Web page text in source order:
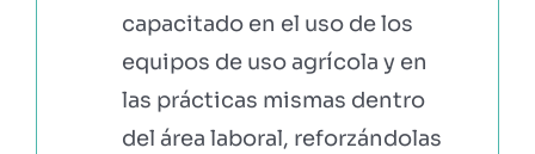
capacitado en el uso de los
equipos de uso agrícola y en
las prácticas mismas dentro
del área laboral, reforzándolas